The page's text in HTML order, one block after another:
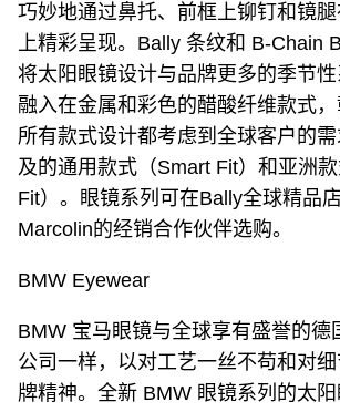
巧妙地通过鼻托、前框上铆钉和镜腿
上精彩呈现。Bally 条纹和 B-Chain
将太阳眼镜设计与品牌更多的季节
融入在金属和彩色的醋酸纤维款式，
所有款式设计都考虑到全球客户的
及的通用款式（Smart Fit）和亚洲
Fit）。眼镜系列可在Bally全球精品
Marcolin的经销合作伙伴选购。
BMW Eyewear
BMW 宝马眼镜与全球享有盛誉的德
公司一样，以对工艺一丝不苟和对
牌精神。全新 BMW 眼镜系列的太